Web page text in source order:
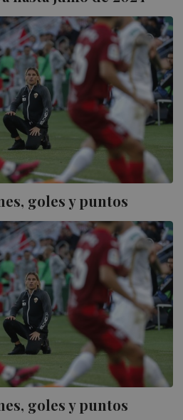
goles y puntos
goles y puntos